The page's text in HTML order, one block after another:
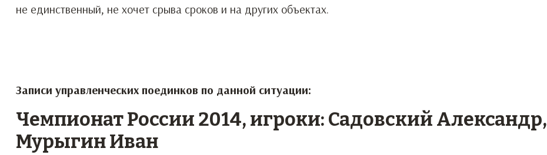
не единственный, не хочет срыва сроков и на других объектах.
Записи управленческих поединков по данной ситуации:
Чемпионат России 2014, игроки: Садовский Александр,
Мурыгин Иван